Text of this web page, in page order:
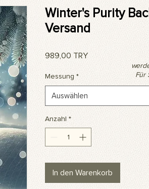
Winter's Purity
Versand
989,00 TRYPreis
Messung *
Auswählen
Anzahl *
In den Warenkorb
Für